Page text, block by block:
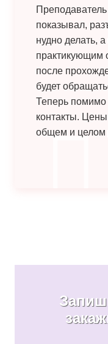
показывал,
нудно делать, а
практикующим
после
будет
Теперь
контакты.
общем и целом